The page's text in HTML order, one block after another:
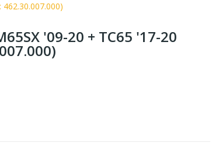
'09-20 + TC65 '17-20